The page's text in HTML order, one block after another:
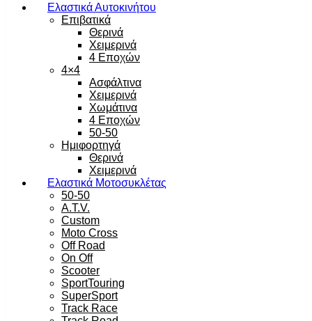
Ελαστικά Αυτοκινήτου
Επιβατικά
Θερινά
Χειμερινά
4 Εποχών
4×4
Ασφάλτινα
Χειμερινά
Χωμάτινα
4 Εποχών
50-50
Ημιφορτηγά
Θερινά
Χειμερινά
Ελαστικά Μοτοσυκλέτας
50-50
A.T.V.
Custom
Moto Cross
Off Road
On Off
Scooter
SportTouring
SuperSport
Track Race